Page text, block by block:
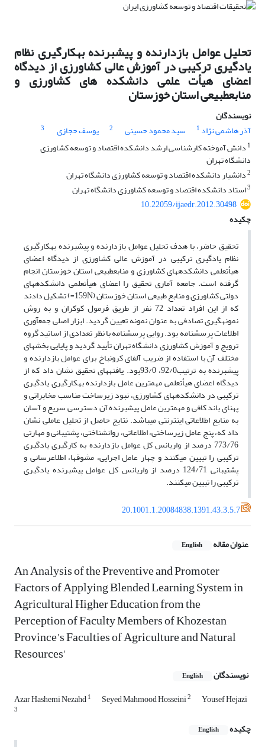
تحلیل عوامل بازدارنده و پیشبرنده به‏کارگیری نظام
یادگیری ترکیبی در آموزش عالی کشاورزی از دیدگاه
اعضای هیأت علمی دانشکده‏ های کشاورزی و
منابع‏طبیعی استان خوزستان
نویسندگان
آذر هاشمی نژاد 1 سید محمود حسینی 2 یوسف حجازی
3
1 دانش آموخته کارشناسی ارشد دانشکده اقتصاد و توسعه کشاورزی
دانشگاه تهران
2دانشیار دانشکده اقتصاد و توسعه کشاورزی دانشگاه تهران
3استاد دانشکده اقتصاد و توسعه کشاورزی دانشگاه تهران
10.22059/ijaedr.2012.30498
چکیده
تحقیق حاضر، با هدف تحلیل عوامل بازدارنده و پیشبرنده به‏کارگیری
نظام یادگیری ترکیبی در آموزش عالی کشاورزی از دیدگاه اعضای
هیأت‏علمی دانشکده‏های کشاورزی و منابع‏طبیعی استان خوزستان انجام
گرفته است. جامعه آماری تحقیق را اعضای هیأت‏علمی دانشکده‏های
دولتی کشاورزی و منابع طبیعی استان خوزستان (159N=) تشکیل دادند
که از این افراد تعداد 72 نفر از طریق فرمول کوکران و به روش
نمونه‏گیری تصادفی به عنوان نمونه تعیین گردید. ابزار اصلی جمع‏آوری
اطلاعات پرسشنامه بود. روایی پرسشنامه با نظر تعدادی از اساتید گروه
ترویج و آموزش کشاورزی دانشگاه تهران تأیید گردید و پایایی بخش‏های
مختلف آن با استفاده از ضریب آلفای کرونباخ برای عوامل بازدارنده و
پیشبرنده به ترتیب92/0، 93/0بود. یافته‏های تحقیق نشان داد که از
دیدگاه اعضای هیأت‏علمی مهم‏ترین عامل بازدارنده به‏کارگیری یادگیری
ترکیبی در دانشکده‏های کشاورزی، نبود زیرساخت مناسب مخابراتی و
پهنای باند کافی و مهم‏ترین عامل پیشبرنده آن دسترسی سریع و آسان
به منابع اطلاعاتی اینترنتی می‏باشد. نتایج حاصل از تحلیل عاملی نشان
داد که، پنج عامل زیرساختی، اطلاعاتی، روانشناختی، پشتیبانی و مهارتی
773/76 درصد از واریانس کل عوامل بازدارنده به کارگیری یادگیری
ترکیبی را تبیین می‏کنند و چهار عامل اجرایی، مشوق‏ها، اطلاع‏رسانی و
پشتیبانی 124/71 درصد از واریانس کل عوامل پیشبرنده یادگیری
ترکیبی را تبیین می‏کنند.
20.1001.1.20084838.1391.43.3.5.7
عنوان مقاله English
An Analysis of the Preventive and Promoter
Factors of Applying Blended Learning System in
Agricultural Higher Education from the
Perception of Faculty Members of Khozestan
Province's Faculties of Agriculture and Natural
Resources'
نویسندگان English
Azar Hashemi Nezahd1 Seyed Mahmood Hosseini2 Yousef Hejazi
3
چکیده English